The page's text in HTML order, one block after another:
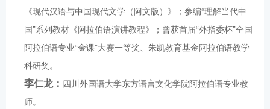
《现代汉语与中国现代文学（阿文版）》；参编“理解当代中
国”系列教材《阿拉伯语演讲教程》；曾获首届“外指委杯”全国
阿拉伯语专业“金课”大赛一等奖、朱凯教育基金阿拉伯语教学
科研奖。
李仁龙： 四川外国语大学东方语言文化学院阿拉伯语专业教
师。